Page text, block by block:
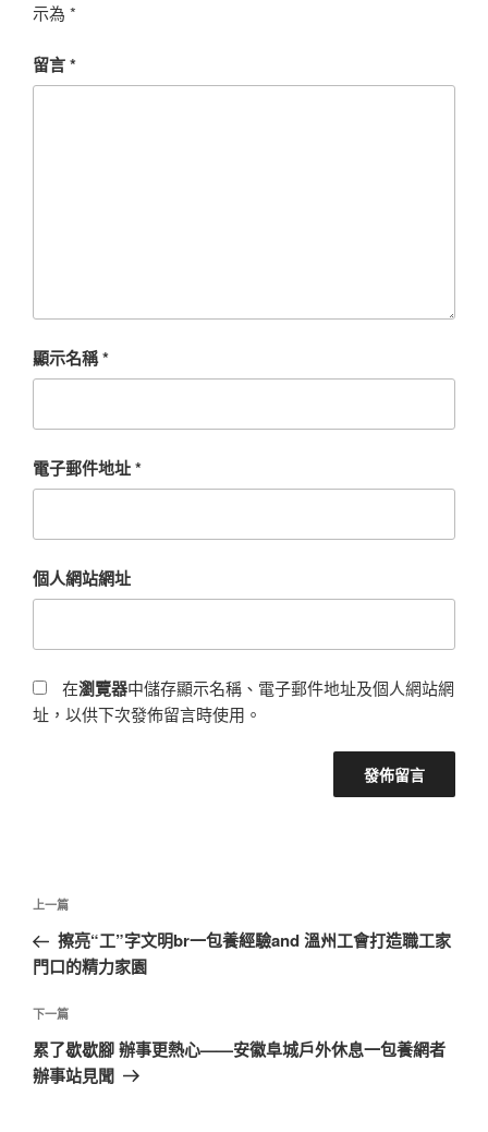
示為 *
留言*
顯示名稱*
電子郵件地址*
個人網站網址
在瀏覽器中儲存顯示名稱、電子郵件地址及個人網站網
址，以供下次發佈留言時使用。
文
導
覽
上
一
篇
章
上一篇
擦亮“工”字文明br一包養經驗and 溫州工會打造職工家
門口的精力家園
下
一
篇
下一篇
累了歇歇腳 辦事更熱心——安徽阜城戶外休息一包養網者
辦事站見聞